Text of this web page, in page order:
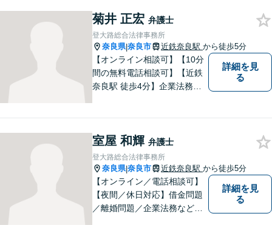
いたします。お早めのご相談
が納得のいく解決への第一歩
です。
菊井 正宏 弁護士
登大路総合法律事務所
奈良県|奈良市 近鉄奈良駅 から徒歩5分
【オンライン相談可】【10分
間の無料電話相談可】【近鉄
奈良駅 徒歩4分】企業法務／
報をご提供します！少しでも
疑問をお持ちの方は、まずご
相談を！
詳細を見
る
室屋 和輝 弁護士
登大路総合法律事務所
奈良県|奈良市 近鉄奈良駅 から徒歩5分
【オンライン／電話相談可】
【夜間／休日対応】借金問題
／離婚問題／企業法務など幅
詳細を見
る